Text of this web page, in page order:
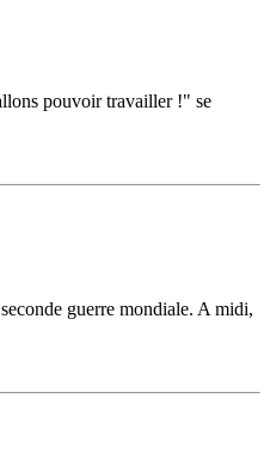
pouvoir travailler !" se
guerre mondiale. A midi,